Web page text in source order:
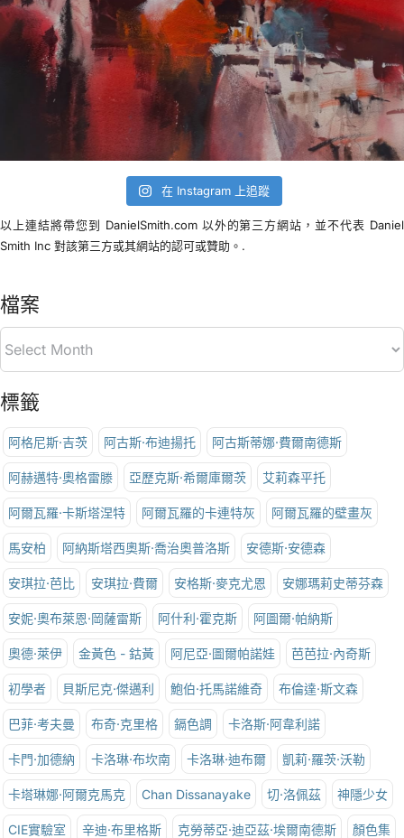
在 Instagram 上追蹤
以上連結將帶您到 DanielSmith.com 以外的第三方網站，並不代表 Daniel
Smith Inc 對該第三方或其網站的認可或贊助。.
檔案
標籤
阿格尼斯·吉茨 阿古斯·布迪揚托 阿古斯蒂娜·費爾南德斯
阿赫邁特·奧格雷滕 亞歷克斯·希爾庫爾茨 艾莉森平托
阿爾瓦羅·卡斯塔涅特 阿爾瓦羅的卡連特灰 阿爾瓦羅的壁畫灰
馬安柏 阿納斯塔西奧斯·喬治奧普洛斯 安德斯·安德森
安琪拉·芭比 安琪拉·費爾 安格斯·麥克尤恩 安娜瑪莉史蒂芬森
安妮·奧布萊恩·岡薩雷斯 阿什利·霍克斯 阿圖爾·帕納斯
奧德·萊伊 金黃色 - 鈷黃 阿尼亞·圖爾帕諾娃 芭芭拉·內奇斯
初學者 貝斯尼克·傑邁利 鮑伯·托馬諾維奇 布倫達·斯文森
巴菲·考夫曼 布奇·克里格 鎘色調 卡洛斯·阿韋利諾
卡門·加德納 卡洛琳·布坎南 卡洛琳·迪布爾 凱莉·羅茨·沃勒
卡塔琳娜·阿爾克馬克 Chan Dissanayake 切·洛佩茲 神隱少女
CIE實驗室 辛迪·布里格斯 克勞蒂亞·迪亞茲·埃爾南德斯 顏色集